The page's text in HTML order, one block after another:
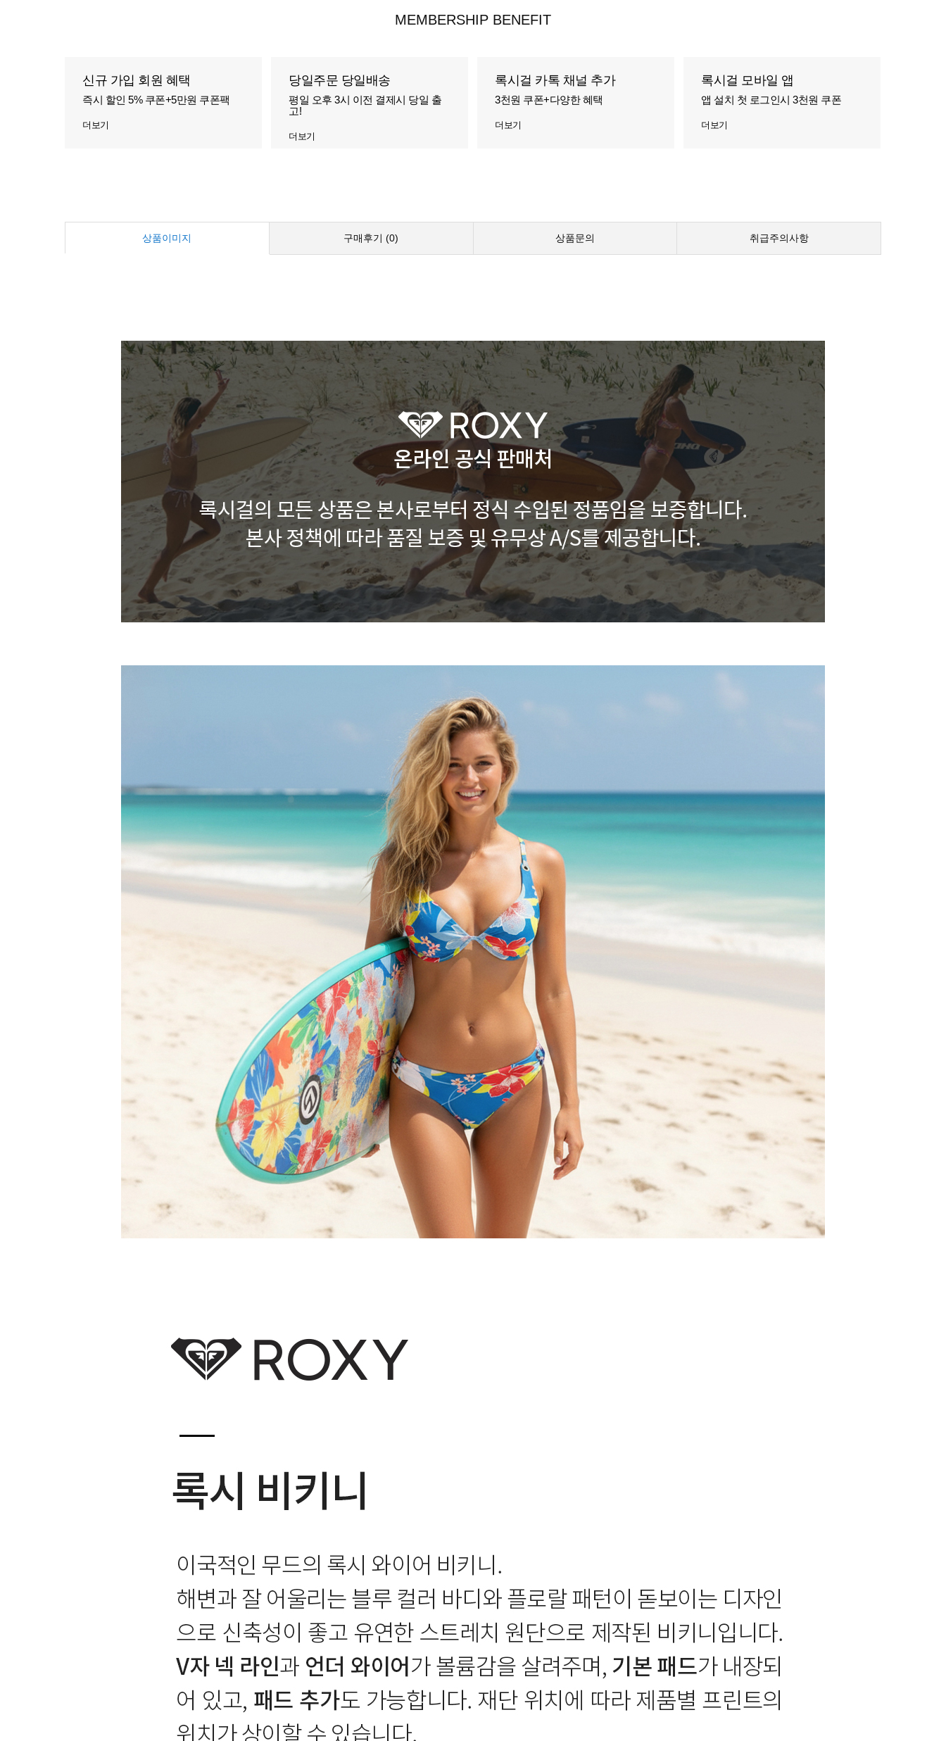
MEMBERSHIP BENEFIT
신규 가입 회원 혜택
즉시 할인 5% 쿠폰+5만원 쿠폰팩
더보기
당일주문 당일배송
평일 오후 3시 이전 결제시 당일 출
고!
더보기
록시걸 카톡 채널 추가
3천원 쿠폰+다양한 혜택
더보기
록시걸 모바일 앱
앱 설치 첫 로그인시 3천원 쿠폰
더보기
상품이미지 구매후기 (0) 상품문의 취급주의사항